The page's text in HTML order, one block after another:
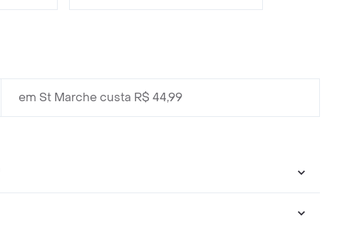
em St Marche custa R$ 44,99